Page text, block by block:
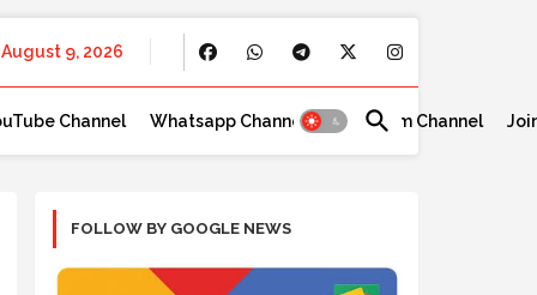
August 9, 2026
Channel Whatsapp Channel Telegram Channel
FOLLOW BY GOOGLE NEWS